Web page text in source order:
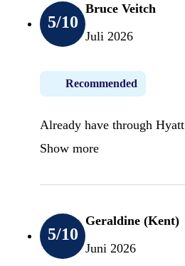
5/10
Bruce Veitch
Juli 2026
Recommended
Already have through Hyatt
Show more
5/10
Geraldine (Kent)
Juni 2026